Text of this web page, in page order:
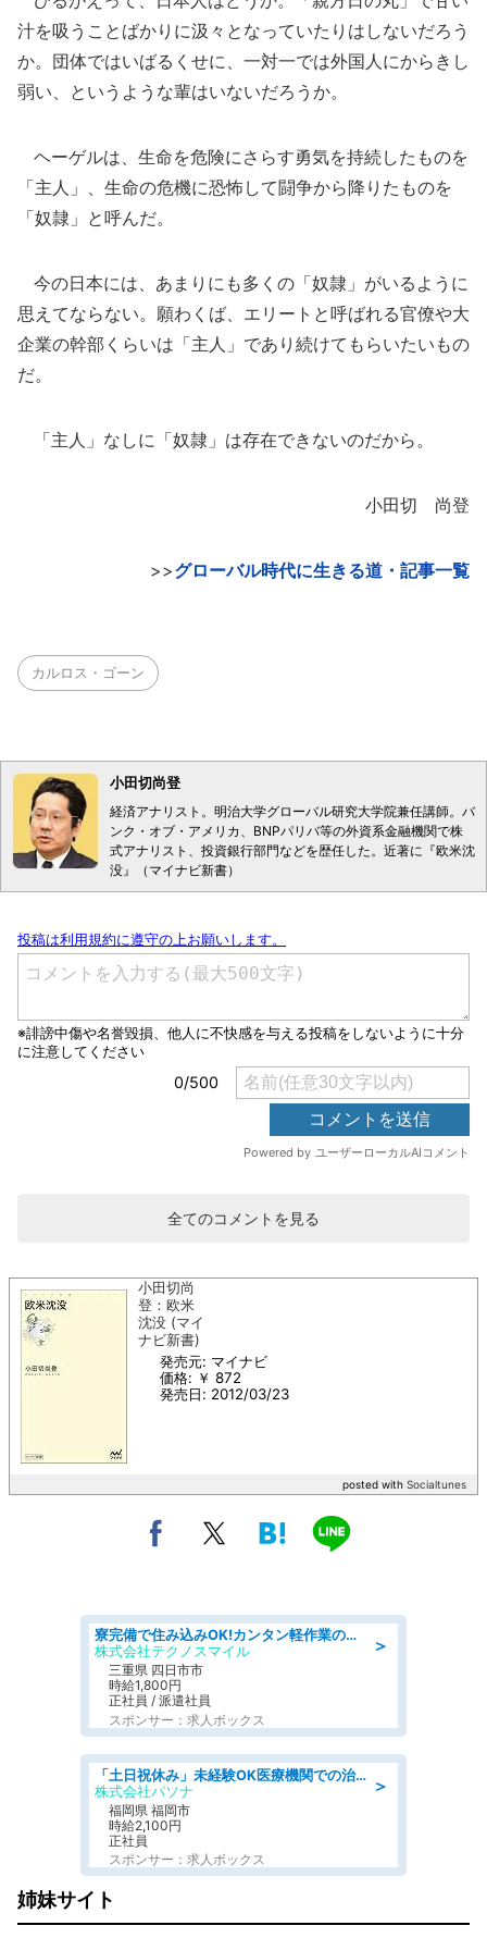
汁を吸うことばかりに汲々となっていたりはしないだろう
か。団体ではいばるくせに、一対一では外国人にからきし
弱い、というような輩はいないだろうか。
ヘーゲルは、生命を危険にさらす勇気を持続したものを
「主人」、生命の危機に恐怖して闘争から降りたものを
「奴隷」と呼んだ。
今の日本には、あまりにも多くの「奴隷」がいるように
思えてならない。願わくば、エリートと呼ばれる官僚や大
企業の幹部くらいは「主人」であり続けてもらいたいもの
だ。
「主人」なしに「奴隷」は存在できないのだから。
小田切 尚登
>>グローバル時代に生きる道・記事一覧
カルロス・ゴーン
小田切尚登
経済アナリスト。明治大学グローバル研究大学院兼任講師。バ
ンク・オブ・アメリカ、BNPパリバ等の外資系金融機関で株
式アナリスト、投資銀行部門などを歴任した。近著に『欧米沈
没』（マイナビ新書）
全てのコメントを見る
小田切尚
登：欧米
沈没 (マイ
ナビ新書)
発売元: マイナビ
価格: ￥ 872
発売日: 2012/03/23
posted with Socialtunes
＞
寮完備で住み込みOK!カンタン軽作業のお仕事 denso aichi
株式会社テクノスマイル
三重県 四日市市
時給1,800円
正社員 / 派遣社員
スポンサー：求人ボックス
＞
「土日祝休み」未経験OK医療機関での治験コーディネーターのお仕事
株式会社パソナ
福岡県 福岡市
時給2,100円
正社員
スポンサー：求人ボックス
姉妹サイト